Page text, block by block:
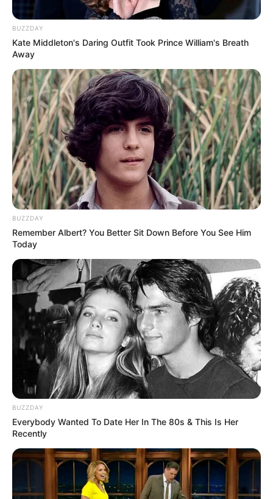
BUZZDAY
Kate Middleton's Daring Outfit Took Prince William's Breath
Away
BUZZDAY
Remember Albert? You Better Sit Down Before You See Him
Today
BUZZDAY
Everybody Wanted To Date Her In The 80s & This Is Her
Recently